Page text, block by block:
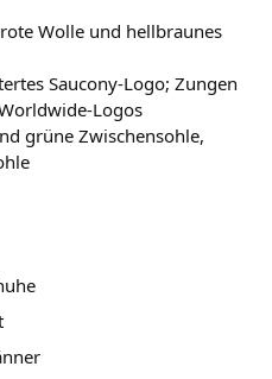
Wolle und hellbraunes
Saucony-Logo; Zungen
Logos
grüne Zwischensohle,